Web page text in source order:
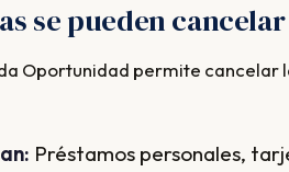
se pueden cancelar
Oportunidad permite cancelar
Préstamos personales,